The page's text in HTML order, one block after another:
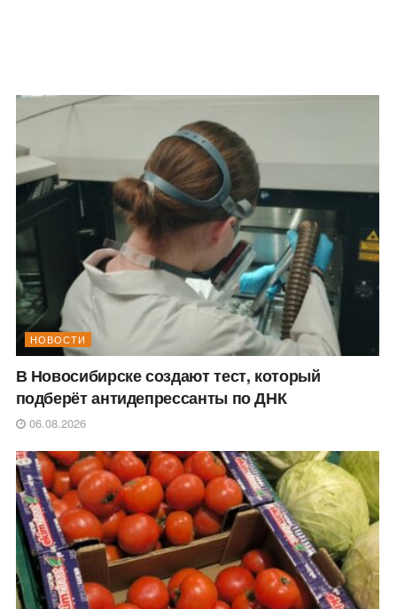
НОВОСТИ
В Новосибирске создают тест, который
подберёт антидепрессанты по ДНК
06.08.2026